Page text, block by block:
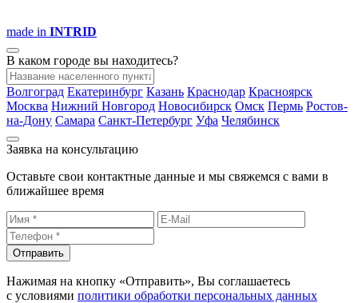
made in INTRID
В каком городе вы находитесь?
Волгоград Екатеринбург Казань Краснодар Красноярск
Москва Нижний Новгород Новосибирск Омск Пермь Ростов-
на-Дону Самара Санкт-Петербург Уфа Челябинск
Заявка на консультацию
Оставьте свои контактные данные и мы свяжемся с вами в
ближайшее время
Отправить
Нажимая на кнопку «Отправить», Вы соглашаетесь
с условиями политики обработки персональных данных